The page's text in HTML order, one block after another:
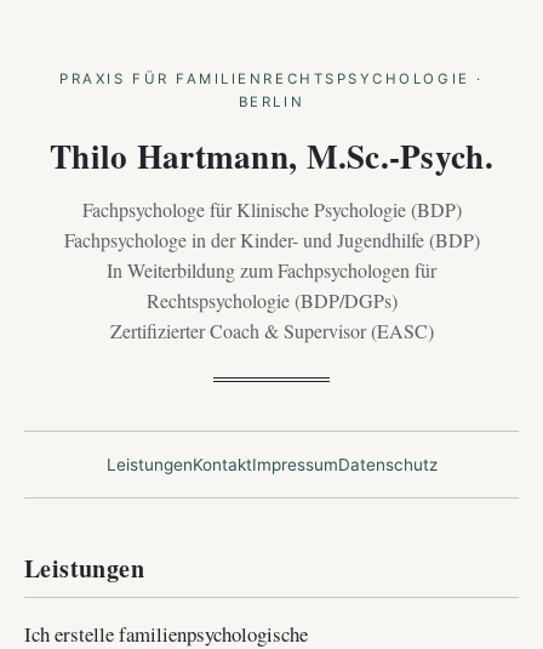
PRAXIS FÜR FAMILIENRECHTSPSYCHOLOGIE ·
BERLIN
Thilo Hartmann, M.Sc.-Psych.
Fachpsychologe für Klinische Psychologie (BDP)
Fachpsychologe in der Kinder- und Jugendhilfe (BDP)
In Weiterbildung zum Fachpsychologen für
Rechtspsychologie (BDP/DGPs)
Zertifizierter Coach & Supervisor (EASC)
LeistungenKontaktImpressumDatenschutz
Leistungen
Ich erstelle familienpsychologische